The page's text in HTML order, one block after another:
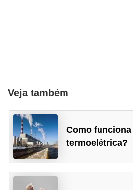
Veja também
Como
termoelétrica?